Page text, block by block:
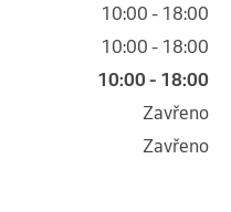
10:00 - 18:00
10:00 - 18:00
10:00 - 18:00
Zavřeno
Zavřeno